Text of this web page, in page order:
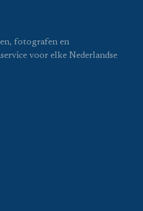
fotografen en
voor elke Nederlandse